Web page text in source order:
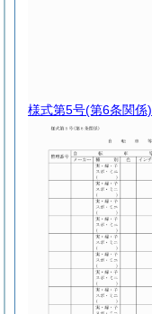
様式第5号(第6条関係)